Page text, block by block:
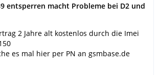
entsperren macht Probleme bei D2 und
2 Jahre alt kostenlos durch die Imei
es mal hier per PN an gsmbase.de